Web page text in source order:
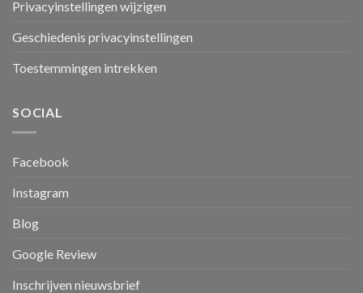
Privacyinstellingen wijzigen
Geschiedenis privacyinstellingen
Toestemmingen intrekken
SOCIAL
Facebook
Instagram
Blog
Google Review
Inschrijven nieuwsbrief